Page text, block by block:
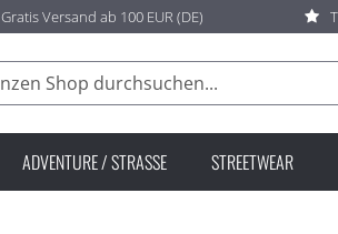
Gratis Versand ab 100 EUR (DE)
ADVENTURE / STRASSE STREETWEAR